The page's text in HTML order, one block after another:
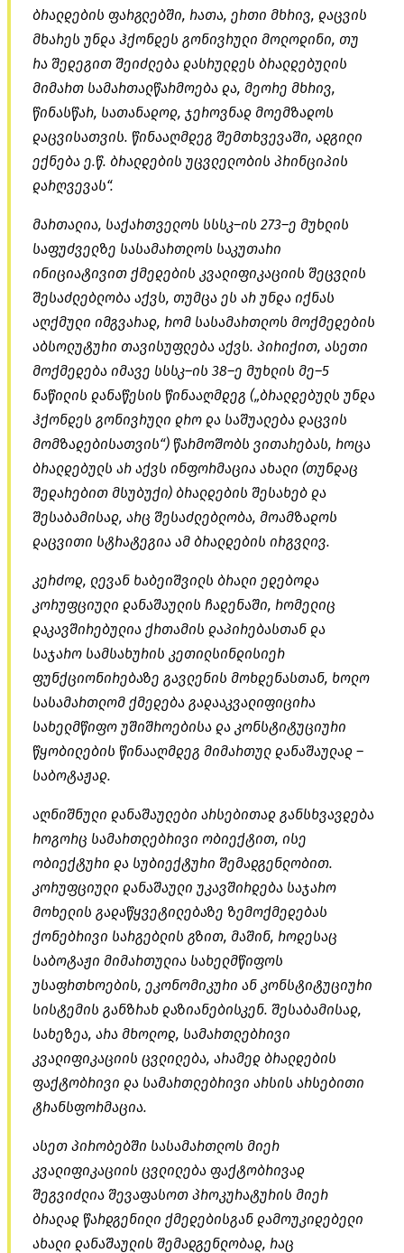
ბრალდების ფარგლებში, რათა, ერთი მხრივ, დაცვის
მხარეს უნდა ჰქონდეს გონივრული მოლოდინი, თუ
რა შედეგით შეიძლება დასრულდეს ბრალდებულის
მიმართ სამართალწარმოება და, მეორე მხრივ,
წინასწარ, სათანადოდ, ჯეროვნად მოემზადოს
დაცვისათვის. წინააღმდეგ შემთხვევაში, ადგილი
ექნება ე.წ. ბრალდების უცვლელობის პრინციპის
დარღვევას“.
მართალია, საქართველოს სსსკ–ის 273–ე მუხლის
საფუძველზე სასამართლოს საკუთარი
ინიციატივით ქმედების კვალიფიკაციის შეცვლის
შესაძლებლობა აქვს, თუმცა ეს არ უნდა იქნას
აღქმული იმგვარად, რომ სასამართლოს მოქმედების
აბსოლუტური თავისუფლება აქვს. პირიქით, ასეთი
მოქმედება იმავე სსსკ–ის 38–ე მუხლის მე–5
ნაწილის დანაწესის წინააღმდეგ („ბრალდებულს უნდა
ჰქონდეს გონივრული დრო და საშუალება დაცვის
მომზადებისათვის“) წარმოშობს ვითარებას, როცა
ბრალდებულს არ აქვს ინფორმაცია ახალი (თუნდაც
შედარებით მსუბუქი) ბრალდების შესახებ და
შესაბამისად, არც შესაძლებლობა, მოამზადოს
დაცვითი სტრატეგია ამ ბრალდების ირგვლივ.
კერძოდ, ლევან ხაბეიშვილს ბრალი ედებოდა
კორუფციული დანაშაულის ჩადენაში, რომელიც
დაკავშირებულია ქრთამის დაპირებასთან და
საჯარო სამსახურის კეთილსინდისიერ
ფუნქციონირებაზე გავლენის მოხდენასთან, ხოლო
სასამართლომ ქმედება გადააკვალიფიცირა
სახელმწიფო უშიშროებისა და კონსტიტუციური
წყობილების წინააღმდეგ მიმართულ დანაშაულად –
საბოტაჟად.
აღნიშნული დანაშაულები არსებითად განსხვავდება
როგორც სამართლებრივი ობიექტით, ისე
ობიექტური და სუბიექტური შემადგენლობით.
კორუფციული დანაშაული უკავშირდება საჯარო
მოხელის გადაწყვეტილებაზე ზემოქმედებას
ქონებრივი სარგებლის გზით, მაშინ, როდესაც
საბოტაჟი მიმართულია სახელმწიფოს
უსაფრთხოების, ეკონომიკური ან კონსტიტუციური
სისტემის განზრახ დაზიანებისკენ. შესაბამისად,
სახეზეა, არა მხოლოდ, სამართლებრივი
კვალიფიკაციის ცვლილება, არამედ ბრალდების
ფაქტობრივი და სამართლებრივი არსის არსებითი
ტრანსფორმაცია.
ასეთ პირობებში სასამართლოს მიერ
კვალიფიკაციის ცვლილება ფაქტობრივად
შეგვიძლია შევაფასოთ პროკურატურის მიერ
ბრალად წარდგენილი ქმედებისგან დამოუკიდებელი
ახალი დანაშაულის შემადგენლობად, რაც